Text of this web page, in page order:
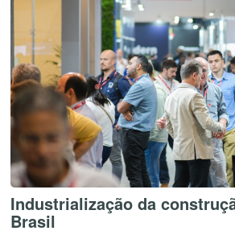
Industrialização da
Brasil